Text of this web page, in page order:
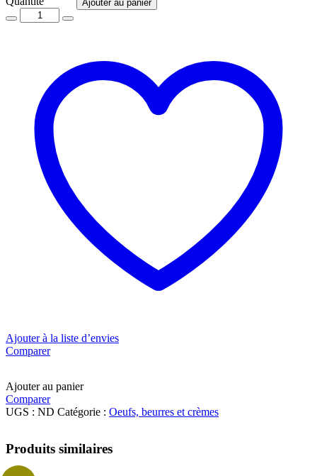
Ajouter au panier
Ajouter à la liste d’envies
Comparer
Ajouter au panier
Comparer
UGS : ND Catégorie : Oeufs, beurres et crèmes
Produits similaires